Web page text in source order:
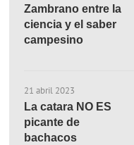
Zambrano entre la
ciencia y el saber
campesino
21 abril 2023
La catara NO ES
picante de
bachacos